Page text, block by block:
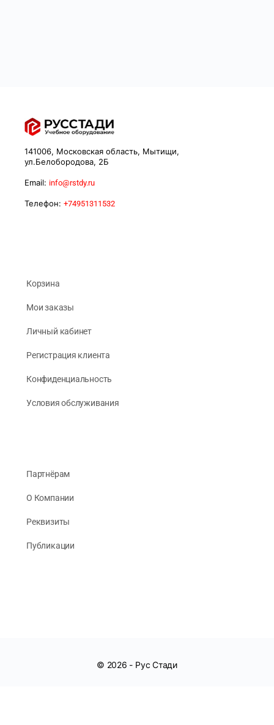
141006, Московская область, Мытищи,
ул.Белобородова, 2Б
Email: info@rstdy.ru
Телефон: +74951311532
Корзина
Мои заказы
Личный кабинет
Регистрация клиента
Конфиденциальность
Условия обслуживания
Партнёрам
О Компании
Реквизиты
Публикации
© 2026 - Рус Стади